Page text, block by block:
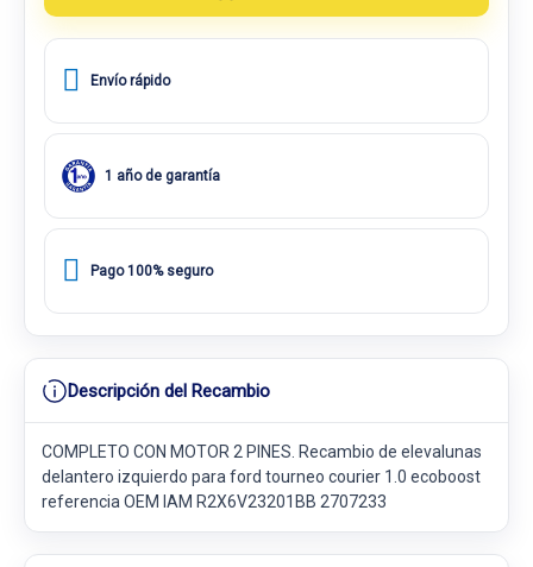
Envío rápido
1 año de garantía
Pago 100% seguro
Descripción del Recambio
COMPLETO CON MOTOR 2 PINES. Recambio de elevalunas
delantero izquierdo para ford tourneo courier 1.0 ecoboost
referencia OEM IAM R2X6V23201BB 2707233